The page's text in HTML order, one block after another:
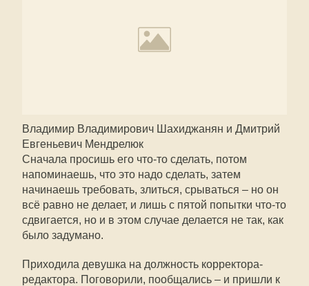
Владимир Владимирович Шахиджанян и Дмитрий
Евгеньевич Мендрелюк
Сначала просишь его что-то сделать, потом
напоминаешь, что это надо сделать, затем
начинаешь требовать, злиться, срываться – но он
всё равно не делает, и лишь с пятой попытки что-то
сдвигается, но и в этом случае делается не так, как
было задумано.
Приходила девушка на должность корректора-
редактора. Поговорили, пообщались – и пришли к